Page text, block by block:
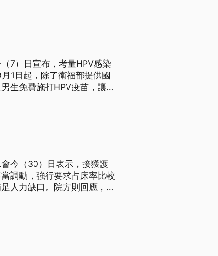
苗。
7）日宣布，考量HPV感染
1日起，除了衛福部提供國
生免費施打HPV疫苗，讓男
今（30）日表示，接獲護
調動，強行要求占床率比較
人力缺口。院方則回應，中